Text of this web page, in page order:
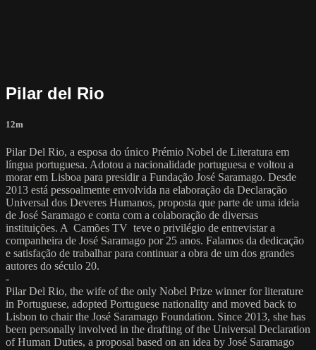
Pilar del Rio
12m
Pilar Del Rio, a esposa do único Prémio Nobel de Literatura em
língua portuguesa. Adotou a nacionalidade portuguesa e voltou a
morar em Lisboa para presidir a Fundação José Saramago. Desde
2013 está pessoalmente envolvida na elaboração da Declaração
Universal dos Deveres Humanos, proposta que parte de uma ideia
de José Saramago e conta com a colaboração de diversas
instituições. A Camões TV teve o privilégio de entrevistar a
companheira de José Saramago por 25 anos. Falamos da dedicação
e satisfação de trabalhar para continuar a obra de um dos grandes
autores do século 20.
-
Pilar Del Rio, the wife of the only Nobel Prize winner for literature
in Portuguese, adopted Portuguese nationality and moved back to
Lisbon to chair the José Saramago Foundation. Since 2013, she has
been personally involved in the drafting of the Universal Declaration
of Human Duties, a proposal based on an idea by José Saramago